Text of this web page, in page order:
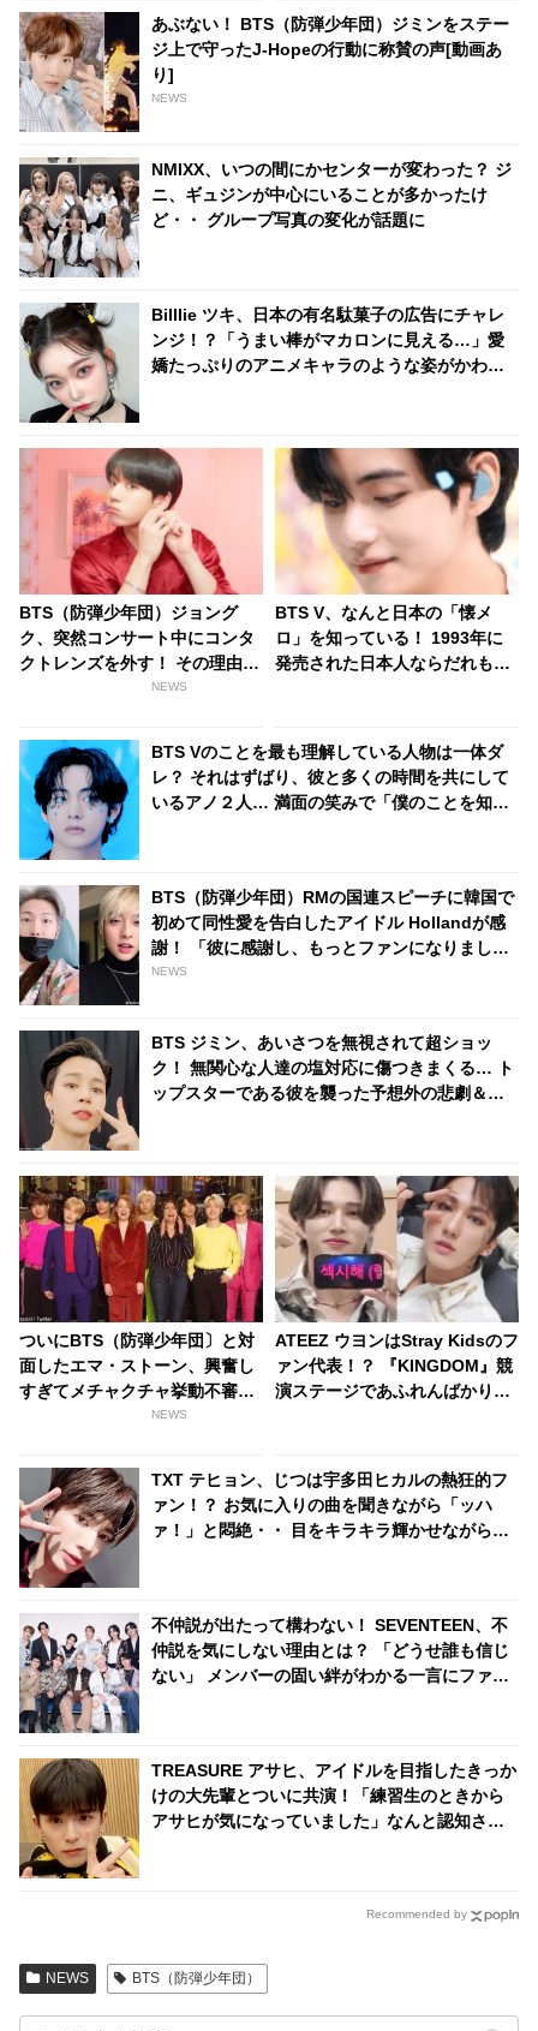
クションがかわいすぎる
あぶない！ BTS（防弾少年団）ジミンをステー
ジ上で守ったJ-Hopeの行動に称賛の声[動画あ
り]
NEWS
NMIXX、いつの間にかセンターが変わった？ ジ
ニ、ギュジンが中心にいることが多かったけ
ど・・ グループ写真の変化が話題に
Billlie ツキ、日本の有名駄菓子の広告にチャレ
ンジ！？「うまい棒がマカロンに見える…」愛
嬌たっぷりのアニメキャラのような姿がかわい
BTS（防弾少年団）ジョング
ク、突然コンサート中にコンタ
クトレンズを外す！ その理由が
素敵すぎるとファン感激
NEWS
BTS V、なんと日本の「懐メ
ロ」を知っている！ 1993年に
発売された日本人ならだれもが
で話す彼の姿にファン衝撃
BTS Vのことを最も理解している人物は一体ダ
レ？ それはずばり、彼と多くの時間を共にして
いるアノ２人… 満面の笑みで「僕のことを知り
BTS（防弾少年団）RMの国連スピーチに韓国で
初めて同性愛を告白したアイドル Hollandが感
謝！ 「彼に感謝し、もっとファンになりまし
た」
NEWS
BTS ジミン、あいさつを無視されて超ショッ
ク！ 無関心な人達の塩対応に傷つきまくる… ト
ップスターである彼を襲った予想外の悲劇＆彼
ついにBTS（防弾少年団〕と対
面したエマ・ストーン、興奮し
すぎてメチャクチャ挙動不審
NEWS
ATEEZ ウヨンはStray Kidsのフ
ァン代表！？ 『KINGDOM』競
演ステージであふれんばかりの
TXT テヒョン、じつは宇多田ヒカルの熱狂的フ
ァン！？ お気に入りの曲を聞きながら「ッハ
ァ！」と悶絶・・ 目をキラキラ輝かせながら聞
不仲説が出たって構わない！ SEVENTEEN、不
仲説を気にしない理由とは？ 「どうせ誰も信じ
ない」 メンバーの固い絆がわかる一言にファン
TREASURE アサヒ、アイドルを目指したきっか
けの大先輩とついに共演！「練習生のときから
アサヒが気になっていました」なんと認知され
Recommended by
NEWS BTS（防弾少年団）